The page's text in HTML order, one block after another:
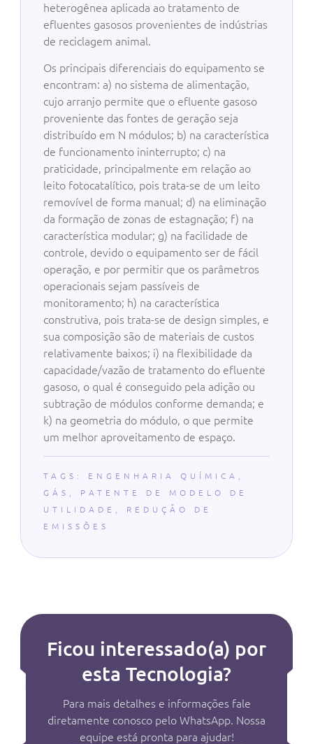
heterogênea aplicada ao tratamento de
efluentes gasosos provenientes de indústrias
de reciclagem animal.
Os principais diferenciais do equipamento se
encontram: a) no sistema de alimentação,
cujo arranjo permite que o efluente gasoso
proveniente das fontes de geração seja
distribuído em N módulos; b) na característica
de funcionamento ininterrupto; c) na
praticidade, principalmente em relação ao
leito fotocatalítico, pois trata-se de um leito
removível de forma manual; d) na eliminação
da formação de zonas de estagnação; f) na
característica modular; g) na facilidade de
controle, devido o equipamento ser de fácil
operação, e por permitir que os parâmetros
operacionais sejam passíveis de
monitoramento; h) na característica
construtiva, pois trata-se de design simples, e
sua composição são de materiais de custos
relativamente baixos; i) na flexibilidade da
capacidade/vazão de tratamento do efluente
gasoso, o qual é conseguido pela adição ou
subtração de módulos conforme demanda; e
k) na geometria do módulo, o que permite
um melhor aproveitamento de espaço.
TAGS: ENGENHARIA QUÍMICA
GÁS
PATENTE DE MODELO DE
UTILIDADE
REDUÇÃO DE
EMISSÕES
Ficou interessado(a) por
esta Tecnologia?
Para mais detalhes e informações fale
diretamente conosco pelo WhatsApp. Nossa
equipe está pronta para ajudar!